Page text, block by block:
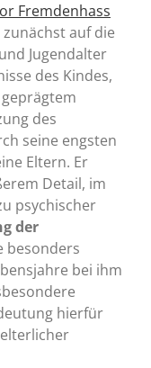
Fremdenhass
zunächst auf die
Jugendalter
des Kindes,
des
seine engsten
Eltern. Er
Detail, im
psychischer
der
besonders
bei ihm
hierfür